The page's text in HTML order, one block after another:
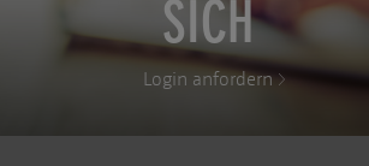
SICH
Login anfordern